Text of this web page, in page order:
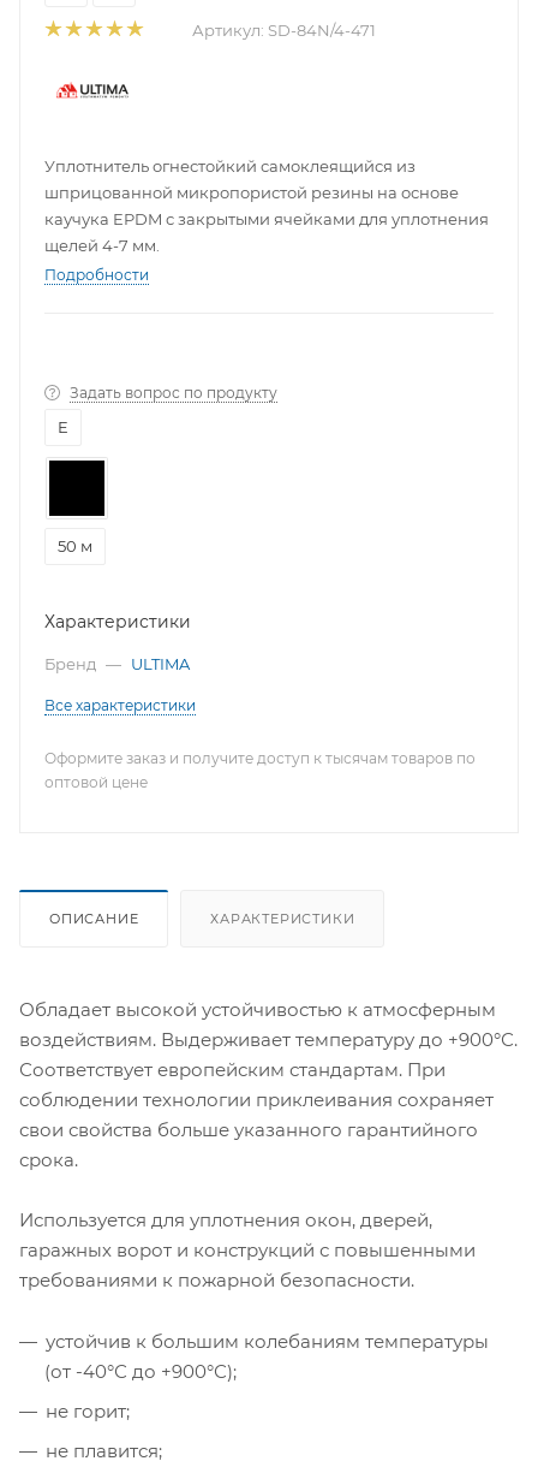
Артикул: SD-84N/4-471
Уплотнитель огнестойкий самоклеящийся из
шприцованной микропористой резины на основе
каучука EPDM с закрытыми ячейками для уплотнения
щелей 4-7 мм.
Подробности
Задать вопрос по продукту
E
50 м
Характеристики
Бренд — ULTIMA
Все характеристики
Оформите заказ и получите доступ к тысячам товаров по
оптовой цене
ОПИСАНИЕ ХАРАКТЕРИСТИКИ
Обладает высокой устойчивостью к атмосферным
воздействиям. Выдерживает температуру до +900°С.
Соответствует европейским стандартам. При
соблюдении технологии приклеивания сохраняет
свои свойства больше указанного гарантийного
срока.
Используется для уплотнения окон, дверей,
гаражных ворот и конструкций с повышенными
требованиями к пожарной безопасности.
устойчив к большим колебаниям температуры
(от -40°С до +900°С);
не горит;
не плавится;